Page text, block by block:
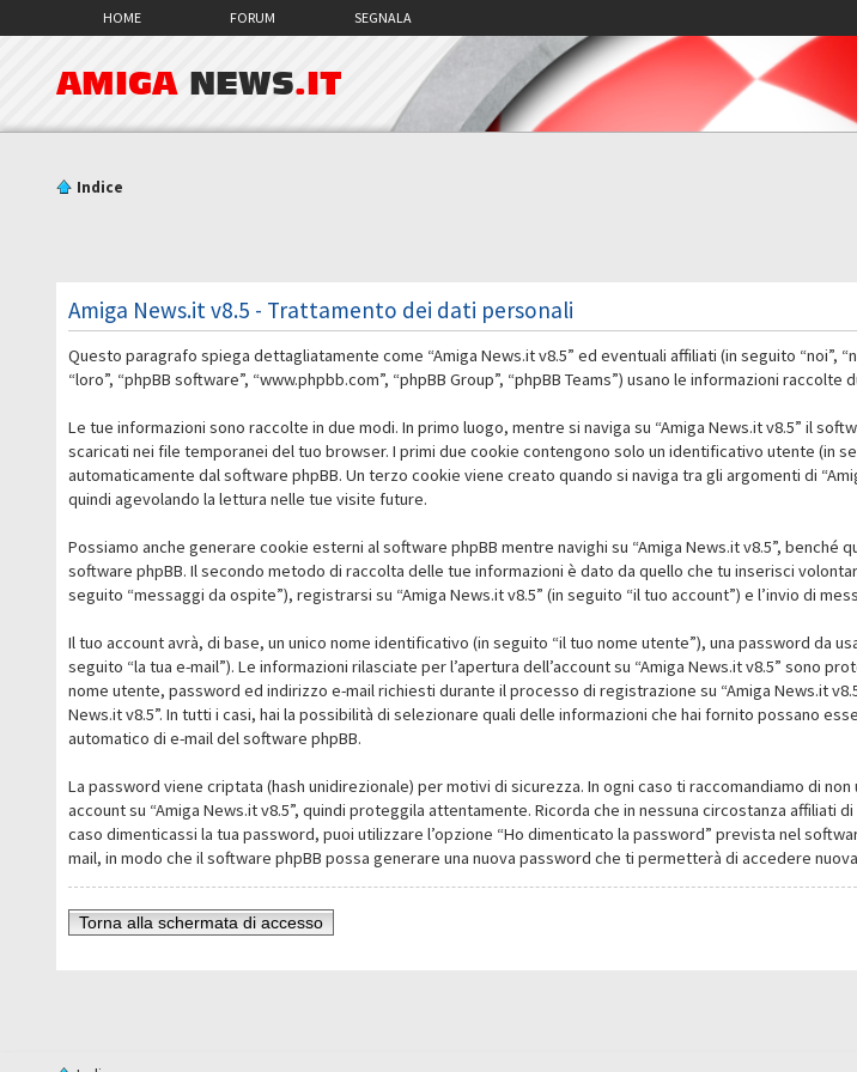
HOME FORUM SEGNALA
AMIGA NEWS.IT
Indice
Amiga News.it v8.5 - Trattamento dei dati personali
Questo paragrafo spiega dettagliatamente come “Amiga News.it v8.5” ed eventuali affiliati (in seguito “noi”,
“loro”, “phpBB software”, “www.phpbb.com”, “phpBB Group”, “phpBB Teams”) usano le informazioni
Le tue informazioni sono raccolte in due modi. In primo luogo, mentre si naviga su “Amiga News.it v8.5” il
scaricati nei file temporanei del tuo browser. I primi due cookie contengono solo un identificativo utente (in
automaticamente dal software phpBB. Un terzo cookie viene creato quando si naviga tra gli argomenti di
quindi agevolando la lettura nelle tue visite future.
Possiamo anche generare cookie esterni al software phpBB mentre navighi su “Amiga News.it v8.5”,
software phpBB. Il secondo metodo di raccolta delle tue informazioni è dato da quello che tu inserisci
seguito “messaggi da ospite”), registrarsi su “Amiga News.it v8.5” (in seguito “il tuo account”) e l’invio di
Il tuo account avrà, di base, un unico nome identificativo (in seguito “il tuo nome utente”), una password da
seguito “la tua e-mail”). Le informazioni rilasciate per l’apertura dell’account su “Amiga News.it v8.5” sono
nome utente, password ed indirizzo e-mail richiesti durante il processo di registrazione su “Amiga News.it
News.it v8.5”. In tutti i casi, hai la possibilità di selezionare quali delle informazioni che hai fornito possano
automatico di e-mail del software phpBB.
La password viene criptata (hash unidirezionale) per motivi di sicurezza. In ogni caso ti raccomandiamo di
account su “Amiga News.it v8.5”, quindi proteggila attentamente. Ricorda che in nessuna circostanza
caso dimenticassi la tua password, puoi utilizzare l’opzione “Ho dimenticato la password” prevista nel
mail, in modo che il software phpBB possa generare una nuova password che ti permetterà di accedere
Torna alla schermata di accesso